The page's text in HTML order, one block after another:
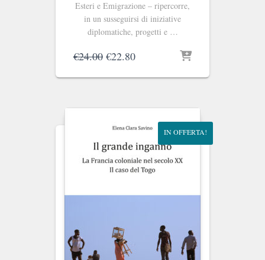
Esteri e Emigrazione – ripercorre,
in un susseguirsi di iniziative
diplomatiche, progetti e …
€24.00 Il
originale
€24.00.
€22.80Il
attuale
€22.80.
IN OFFERTA!